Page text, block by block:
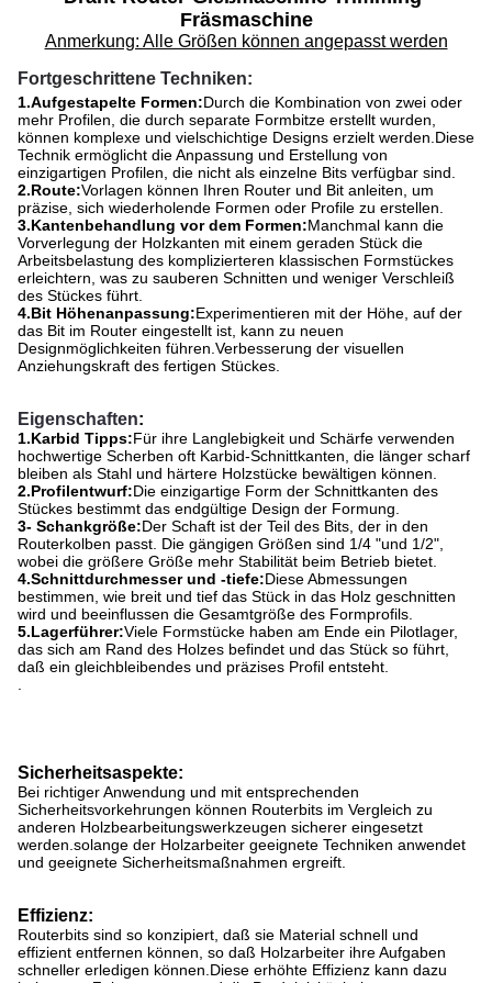
Fräsmaschine
Anmerkung: Alle Größen können angepasst werden
Fortgeschrittene Techniken:
1.Aufgestapelte Formen:Durch die Kombination von zwei oder
mehr Profilen, die durch separate Formbitze erstellt wurden,
können komplexe und vielschichtige Designs erzielt werden.Diese
Technik ermöglicht die Anpassung und Erstellung von
einzigartigen Profilen, die nicht als einzelne Bits verfügbar sind.
2.Route:Vorlagen können Ihren Router und Bit anleiten, um
präzise, sich wiederholende Formen oder Profile zu erstellen.
3.Kantenbehandlung vor dem Formen:Manchmal kann die
Vorverlegung der Holzkanten mit einem geraden Stück die
Arbeitsbelastung des komplizierteren klassischen Formstückes
erleichtern, was zu sauberen Schnitten und weniger Verschleiß
des Stückes führt.
4.Bit Höhenanpassung:Experimentieren mit der Höhe, auf der
das Bit im Router eingestellt ist, kann zu neuen
Designmöglichkeiten führen.Verbesserung der visuellen
Anziehungskraft des fertigen Stückes.
Eigenschaften:
1.Karbid Tipps:Für ihre Langlebigkeit und Schärfe verwenden
hochwertige Scherben oft Karbid-Schnittkanten, die länger scharf
bleiben als Stahl und härtere Holzstücke bewältigen können.
2.Profilentwurf:Die einzigartige Form der Schnittkanten des
Stückes bestimmt das endgültige Design der Formung.
3- Schankgröße:Der Schaft ist der Teil des Bits, der in den
Routerkolben passt. Die gängigen Größen sind 1/4 "und 1/2",
wobei die größere Größe mehr Stabilität beim Betrieb bietet.
4.Schnittdurchmesser und -tiefe:Diese Abmessungen
bestimmen, wie breit und tief das Stück in das Holz geschnitten
wird und beeinflussen die Gesamtgröße des Formprofils.
5.Lagerführer:Viele Formstücke haben am Ende ein Pilotlager,
das sich am Rand des Holzes befindet und das Stück so führt,
daß ein gleichbleibendes und präzises Profil entsteht.
Sicherheitsaspekte:
Bei richtiger Anwendung und mit entsprechenden
Sicherheitsvorkehrungen können Routerbits im Vergleich zu
anderen Holzbearbeitungswerkzeugen sicherer eingesetzt
werden.solange der Holzarbeiter geeignete Techniken anwendet
und geeignete Sicherheitsmaßnahmen ergreift.
Effizienz:
Routerbits sind so konzipiert, daß sie Material schnell und
effizient entfernen können, so daß Holzarbeiter ihre Aufgaben
schneller erledigen können.Diese erhöhte Effizienz kann dazu